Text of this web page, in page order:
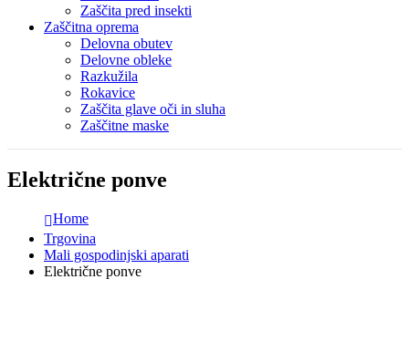
Zaščita pred insekti
Zaščitna oprema
Delovna obutev
Delovne obleke
Razkužila
Rokavice
Zaščita glave oči in sluha
Zaščitne maske
Električne ponve
Home
Trgovina
Mali gospodinjski aparati
Električne ponve